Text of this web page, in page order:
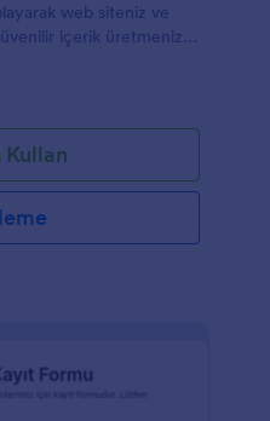
web siteniz ve
içerik üretmenize
Kullan